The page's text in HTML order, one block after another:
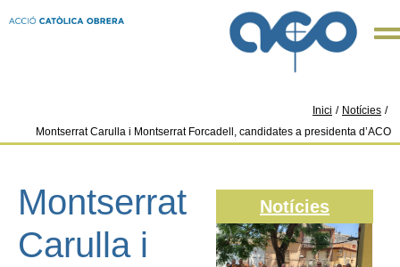
Inici / Notícies /
Montserrat Carulla i Montserrat Forcadell, candidates a presidenta d’ACO
Montserrat
Carulla i
Notícies